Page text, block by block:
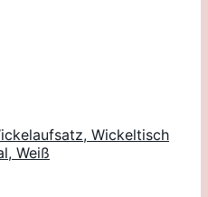
Wickeltisch
Weiß